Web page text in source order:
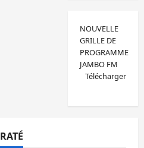
NOUVELLE
GRILLE DE
PROGRAMME
JAMBO FM
Télécharger